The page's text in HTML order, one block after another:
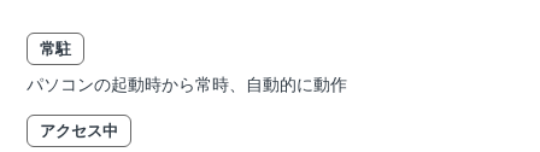
常駐
パソコンの起動時から常時、自動的に動作
アクセス中